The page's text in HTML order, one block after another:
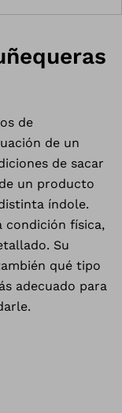
de
de un
de sacar
un producto
índole.
condición física,
Su
qué tipo
adecuado para